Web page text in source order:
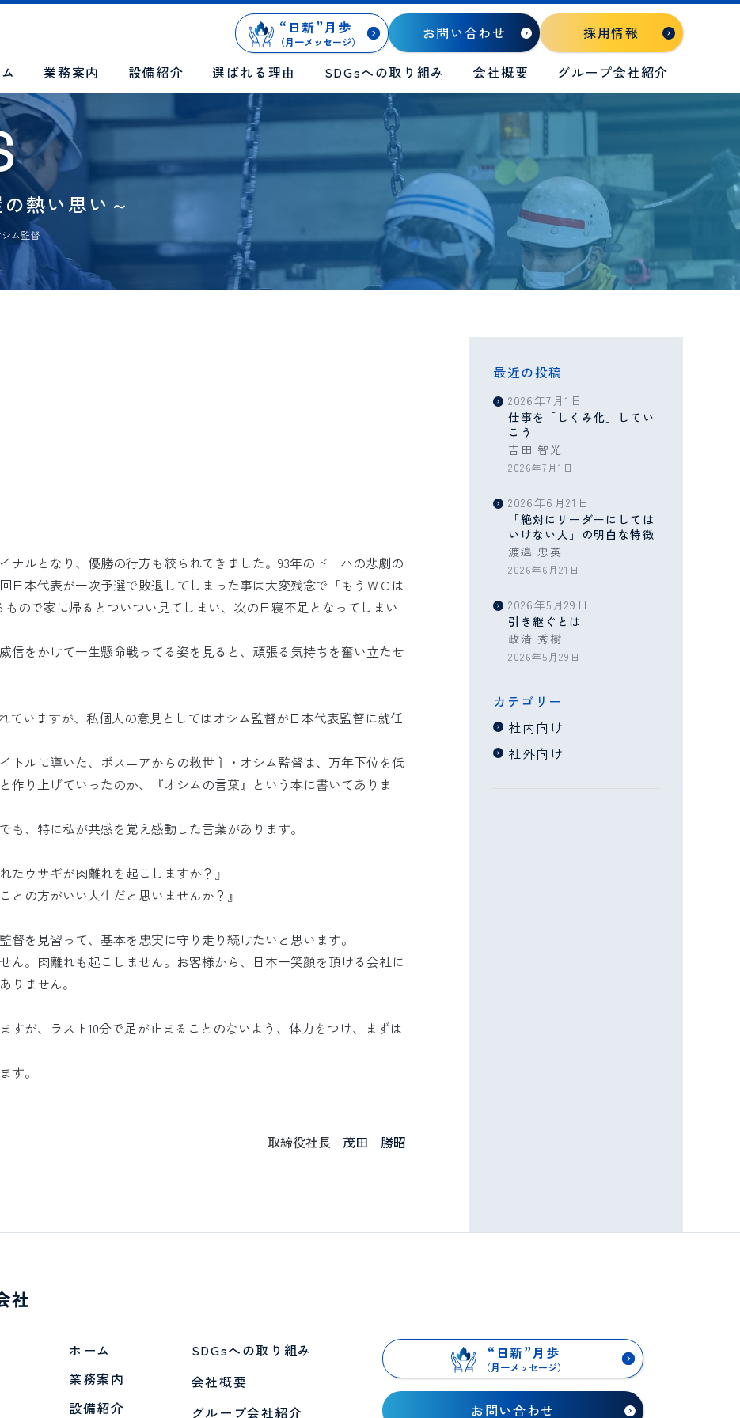
“ 日新”月歩
（月一メッセージ） お問い合わせ 採用情報
業務案内 設備紹介 選ばれる理由 SDGsへの取り組み 会社概要 グループ会社紹介
熱い思い～
シム監督
最近の投稿
2026年7月1日
仕事を「しくみ化」してい
こう
吉田 智光
2026年7月1日
2026年6月21日
「絶対にリーダーにしては
いけない人」の明白な特徴
渡邉 忠英
2026年6月21日
2026年5月29日
引き継ぐとは
政清 秀樹
2026年5月29日
カテゴリー
社内向け
社外向け
ナルとなり、優勝の行方も絞られてきました。93年のドーハの悲劇の
日本代表が一次予選で敗退してしまった事は大変残念で「もうＷＣは
ので家に帰るとついつい見てしまい、次の日寝不足となってしまい
信をかけて一生懸命戦ってる姿を見ると、頑張る気持ちを奮い立たせ
ていますが、私個人の意見としてはオシム監督が日本代表監督に就任
トルに導いた、ボスニアからの救世主・オシム監督は、万年下位を低
作り上げていったのか、『オシムの言葉』という本に書いてありま
、特に私が共感を覚え感動した言葉があります。
たウサギが肉離れを起こしますか？』
との方がいい人生だと思いませんか？』
督を見習って、基本を忠実に守り走り続けたいと思います。
ん。肉離れも起こしません。お客様から、日本一笑顔を頂ける会社に
りません。
すが、ラスト10分で足が止まることのないよう、体力をつけ、まずは
す。
取締役社長 茂田 勝昭
ホーム
業務案内
設備紹介
SDGsへの取り組み
会社概要
グループ会社紹介
“ 日新”月歩
（月一メッセージ）
お問い合わせ